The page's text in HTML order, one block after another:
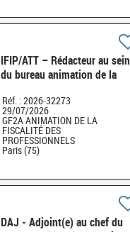
IFIP/ATT – Rédacteur au sein
du bureau animation de la
H/F
Réf. : 2026-32273
29/07/2026
GF2A ANIMATION DE LA
FISCALITÉ DES
PROFESSIONNELS
Paris (75)
DAJ - Adjoint(e) au chef du